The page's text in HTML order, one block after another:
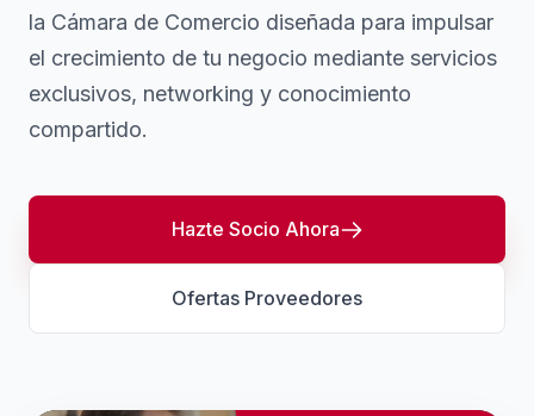
la Cámara de Comercio diseñada para impulsar
el crecimiento de tu negocio mediante servicios
exclusivos, networking y conocimiento
compartido.
Hazte Socio Ahora
Ofertas Proveedores